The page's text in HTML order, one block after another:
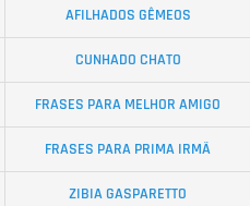
AFILHADOS GÊMEOS
CUNHADO CHATO
FRASES PARA MELHOR AMIGO
FRASES PARA PRIMA IRMÃ
ZIBIA GASPARETTO